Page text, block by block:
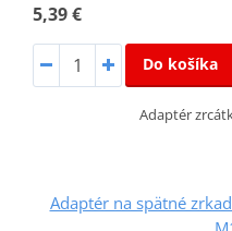
5,39 €
Do košíka
Adaptér
Adaptér na spätné